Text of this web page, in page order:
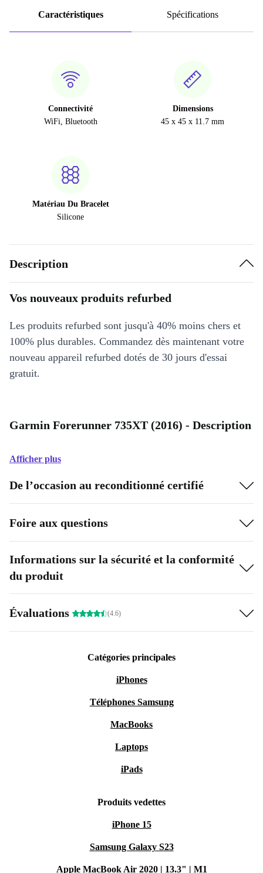
Caractéristiques Spécifications
Connectivité
WiFi, Bluetooth
Dimensions
45 x 45 x 11.7 mm
Matériau Du Bracelet
Silicone
Description
Vos nouveaux produits refurbed
Les produits refurbed sont jusqu'à 40% moins chers et
100% plus durables. Commandez dès maintenant votre
nouveau appareil refurbed dotés de 30 jours d'essai
gratuit.
Garmin Forerunner 735XT (2016) - Description
Afficher plus
De l’occasion au reconditionné certifié
Foire aux questions
Informations sur la sécurité et la conformité
du produit
Évaluations (4.6)
Catégories principales
iPhones
Téléphones Samsung
MacBooks
Laptops
iPads
Produits vedettes
iPhone 15
Samsung Galaxy S23
Apple MacBook Air 2020 | 13.3" | M1